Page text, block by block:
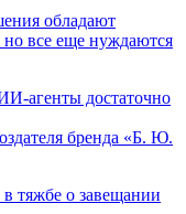
обладают
все еще нуждаются
бренда «Б. Ю.
в тяжбе о завещании